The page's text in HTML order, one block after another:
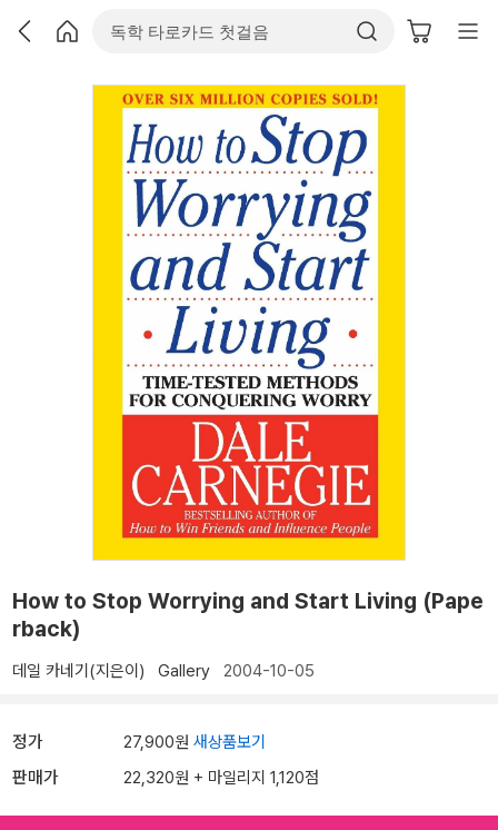
How to Stop Worrying and Start Living (Pape
rback)
데일 카네기(지은이) Gallery 2004-10-05
정가 27,900원 새상품보기
판매가 22,320원 + 마일리지 1,120점